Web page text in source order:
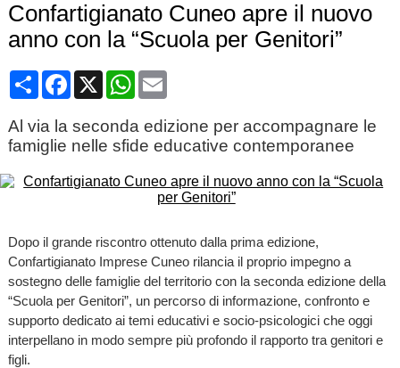
Confartigianato Cuneo apre il nuovo
anno con la “Scuola per Genitori”
CondividiFacebook
X WhatsApp
Email
Al via la seconda edizione per accompagnare le
famiglie nelle sfide educative contemporanee
Dopo il grande riscontro ottenuto dalla prima edizione,
Confartigianato Imprese Cuneo rilancia il proprio impegno a
sostegno delle famiglie del territorio con la seconda edizione della
“Scuola per Genitori”, un percorso di informazione, confronto e
supporto dedicato ai temi educativi e socio-psicologici che oggi
interpellano in modo sempre più profondo il rapporto tra genitori e
figli.